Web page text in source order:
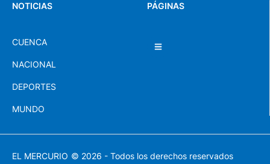
PÁGINAS
NOTICIAS
CUENCA
NACIONAL
DEPORTES
MUNDO
EL MERCURIO © 2026 - Todos los derechos reservados